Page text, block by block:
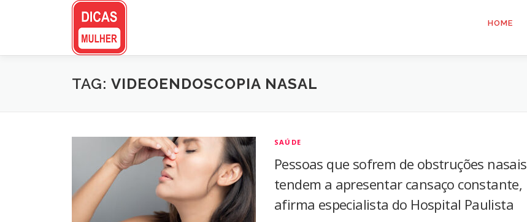
HOME
TAG: VIDEOENDOSCOPIA NASAL
SAÚDE
Pessoas que sofrem de obstruções nasais
tendem a apresentar cansaço constante,
afirma especialista do Hospital Paulista